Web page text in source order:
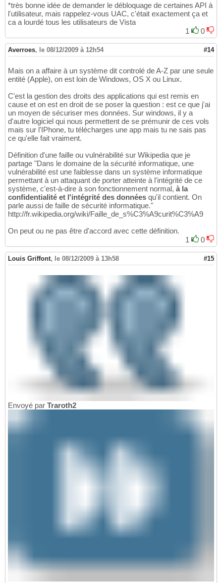
*très bonne idée de demander le débloquage de certaines API à
l'utilisateur, mais rappelez-vous UAC, c'était exactement ça et
ca a lourdé tous les utilisateurs de Vista
1
0
Averroes, le 08/12/2009 à 12h54 #14
Mais on a affaire à un système dit controlé de A-Z par une seule
entité (Apple), on est loin de Windows, OS X ou Linux.
C'est la gestion des droits des applications qui est remis en
cause et on est en droit de se poser la question : est ce que j'ai
un moyen de sécuriser mes données. Sur windows, il y a
d'autre logiciel qui nous permettent de se prémunir de ces vols
mais sur l'IPhone, tu télécharges une app mais tu ne sais pas
ce qu'elle fait vraiment.
Définition d'une faille ou vulnérabilité sur Wikipedia que je
partage "Dans le domaine de la sécurité informatique, une
vulnérabilité est une faiblesse dans un système informatique
permettant à un attaquant de porter atteinte à l'intégrité de ce
système, c'est-à-dire à son fonctionnement normal, à la
confidentialité et l'intégrité des données qu'il contient. On
parle aussi de faille de sécurité informatique."
http://fr.wikipedia.org/wiki/Faille_de_s%C3%A9curit%C3%A9
On peut ou ne pas être d'accord avec cette définition.
1
0
Louis Griffont, le 08/12/2009 à 13h58 #15
Envoyé par Traroth2